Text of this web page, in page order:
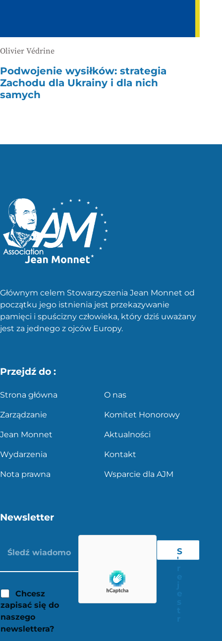
Olivier Védrine
Podwojenie wysiłków: strategia
Zachodu dla Ukrainy i dla nich
samych
Głównym celem Stowarzyszenia Jean Monnet od
początku jego istnienia jest przekazywanie
pamięci i spuścizny człowieka, który dziś uważany
jest za jednego z ojców Europy.
Przejdź do :
Strona główna O nas
Zarządzanie Komitet Honorowy
Jean Monnet Aktualności
Wydarzenia Kontakt
Nota prawna Wsparcie dla AJM
Newsletter
Chcesz
zapisać się do
naszego
newslettera?
S
'